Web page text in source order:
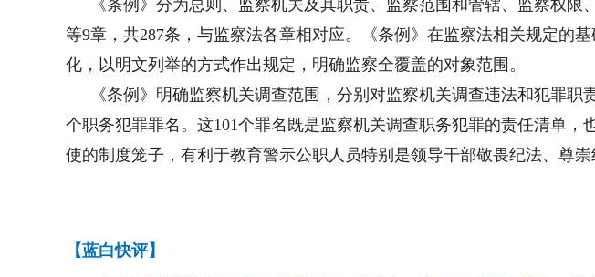
《条例》分为总则、监察机关及其职责、监察范围和管辖、监察权
等9章，共287条，与监察法各章相对应。
《条例》在监察法相关规定的
化，以明文列举的方式作出规定，明确监察全覆盖的对象范围。
《条例》明确监察机关调查范围， 分别对监察机关调查违法和犯罪职
个职务犯罪罪名。 这101个罪名既是监察机关调查职务犯罪的责任清单
使的制度笼子，有利于教育警示公职人员特别是领导干部敬畏纪法、尊
【蓝白快评】